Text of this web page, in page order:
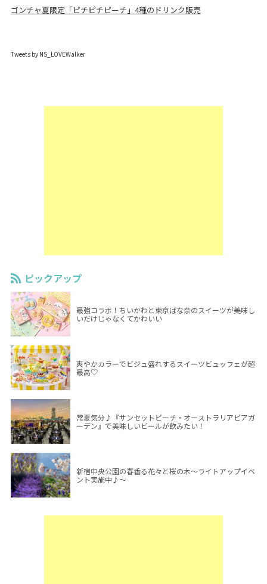
ゴンチャ夏限定「ピチピチピーチ」4種のドリンク販売
Tweets by NS_LOVEWalker
ピックアップ
最強コラボ！ちいかわと東京ばな奈のスイーツが美味し
いだけじゃなくてかわいい
爽やかカラーでビジュ盛れするスイーツビュッフェが超
最高♡
常夏気分♪『サンセットビーチ・オーストラリアビアガ
ーデン』で美味しいビールが飲みたい！
新宿中央公園の春香る花々と桜の木～ライトアップイベ
ント実施中♪～